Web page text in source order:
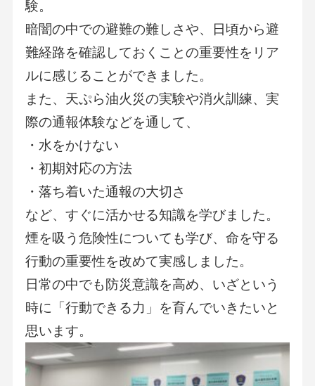
験。
暗闇の中での避難の難しさや、日頃から避
難経路を確認しておくことの重要性をリア
ルに感じることができました。
また、天ぷら油火災の実験や消火訓練、実
際の通報体験などを通して、
・水をかけない
・初期対応の方法
・落ち着いた通報の大切さ
など、すぐに活かせる知識を学びました。
煙を吸う危険性についても学び、命を守る
行動の重要性を改めて実感しました。
日常の中でも防災意識を高め、いざという
時に「行動できる力」を育んでいきたいと
思います。